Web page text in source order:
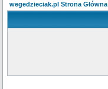
wegedzieciak.pl Strona Główna